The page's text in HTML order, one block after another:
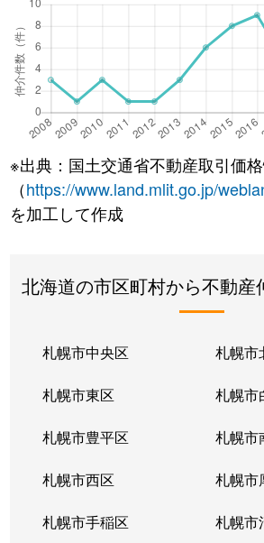
※出典：国土交通省不動産取引価
（https://www.land.mlit.go.jp/
を加工して作成
北海道の市区町村から不動産
札幌市中央区 札幌市
札幌市東区 札幌市
札幌市豊平区 札幌市
札幌市西区 札幌市
札幌市手稲区 札幌市